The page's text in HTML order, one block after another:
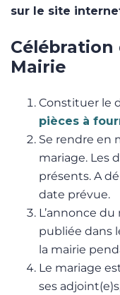
sur le site
Célébration
Mairie
Constituer le
pièces à
Se rendre en
mariage. Les
présents. A
date prévue.
L’annonce
publiée dans
la mairie
Le mariage
ses